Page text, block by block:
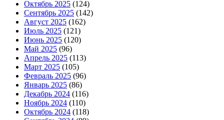
Октябрь 2025 (124)
Сентябрь 2025 (142)
Август 2025 (162)
Июль 2025 (121)
Июнь 2025 (120)
Май 2025 (96)
Апрель 2025 (113)
Март 2025 (105)
Февраль 2025 (96)
Январь 2025 (86)
Декабрь 2024 (116)
Ноябрь 2024 (110)
Октябрь 2024 (118)